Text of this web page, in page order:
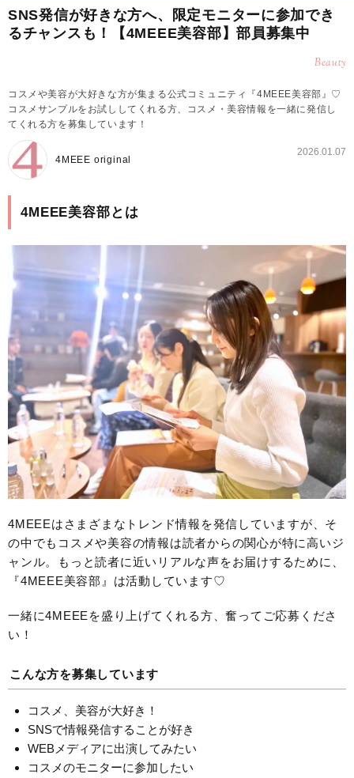
SNS発信が好きな方へ、限定モニターに参加でき
るチャンスも！【4MEEE美容部】部員募集中
Beauty
コスメや美容が大好きな方が集まる公式コミュニティ『4MEEE美容部』♡
コスメサンプルをお試ししてくれる方、コスメ・美容情報を一緒に発信し
てくれる方を募集しています！
4MEEE original
2026.01.07
4MEEE美容部とは
4MEEEはさまざまなトレンド情報を発信していますが、そ
の中でもコスメや美容の情報は読者からの関心が特に高いジ
ャンル。もっと読者に近いリアルな声をお届けするために、
『4MEEE美容部』は活動しています♡
一緒に4MEEEを盛り上げてくれる方、奮ってご応募くださ
い！
こんな方を募集しています
コスメ、美容が大好き！
SNSで情報発信することが好き
WEBメディアに出演してみたい
コスメのモニターに参加したい